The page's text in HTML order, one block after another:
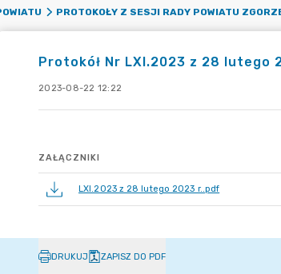
PROTOKOŁY Z SESJI RADY POWIATU
Protokół Nr LXI.2023 z 28 lutego
2023-08-22 12:22
ZAŁĄCZNIKI
LXI.2023 z 28 lutego 2023 r..pdf
DRUKUJ ZAPISZ DO PDF